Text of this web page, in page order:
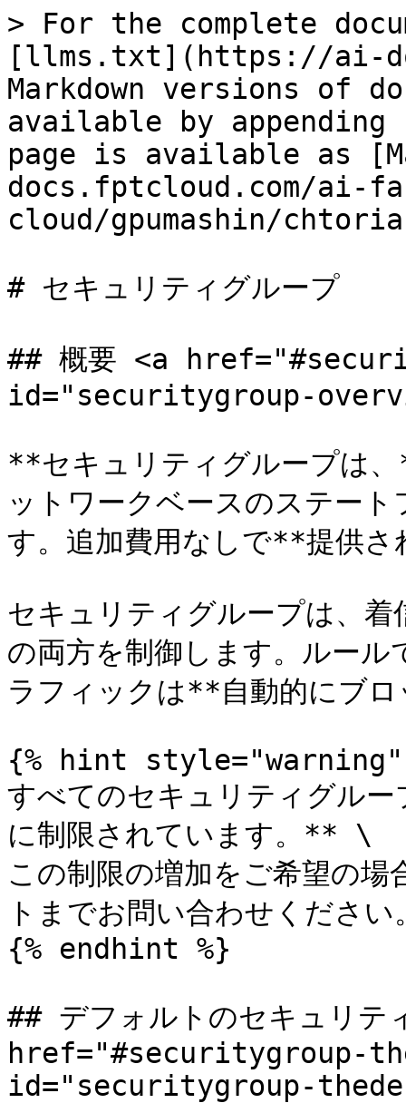
> For the complete
[llms.txt](https://ai-
Markdown versions of
available by
page is available as
docs.fptcloud.com/ai-
cloud/gpumashin/
# セキュリティグループ
## 概要 <a
id="securitygroup-
**セキュリティグループは
ットワークベースのステー
す。追加費用なしで**提供
セキュリティグループは、
の両方を制御します。ルー
ラフィックは**自動的にブ
{% hint style="warning"
すべてのセキュリティグル
に制限されています。** \
この制限の増加をご希望の
トまでお問い合わせくださ
{% endhint %}
## デフォルトのセキュリテ
href="#securitygroup-
id="securitygroup-